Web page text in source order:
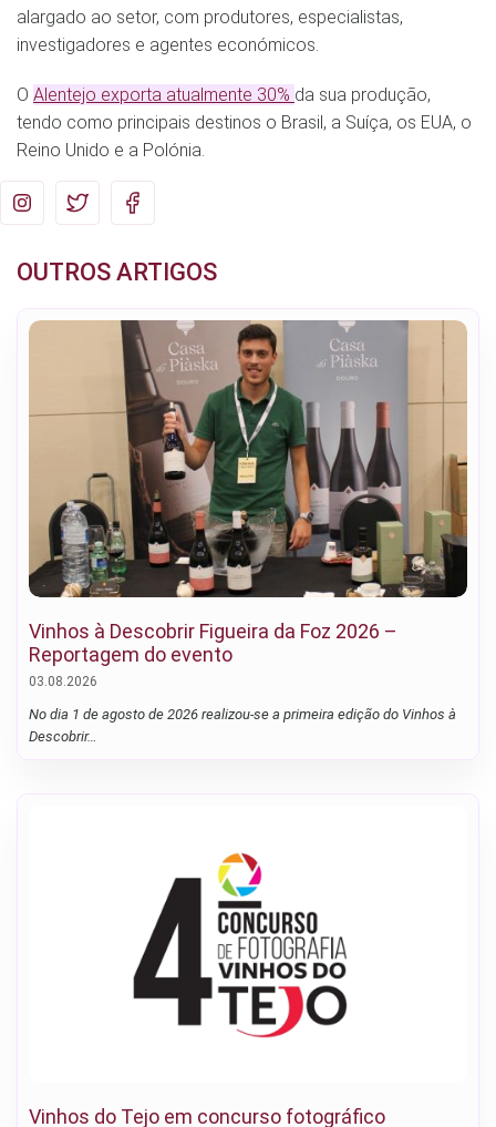
alargado ao setor, com produtores, especialistas,
investigadores e agentes económicos.
O Alentejo exporta atualmente 30% da sua produção,
tendo como principais destinos o Brasil, a Suíça, os EUA, o
Reino Unido e a Polónia.
OUTROS ARTIGOS
Vinhos à Descobrir Figueira da Foz 2026 –
Reportagem do evento
03.08.2026
No dia 1 de agosto de 2026 realizou-se a primeira edição do Vinhos à
Descobrir…
Vinhos do Tejo em concurso fotográfico